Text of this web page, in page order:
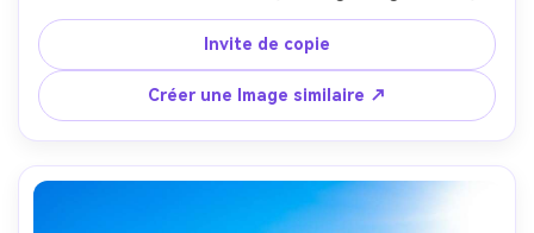
prise sur Canon R5, 85mm f/1.4, bokeh crémeux, texture
naturelle de la peau, notation chaude-neutre, portrait de
voyage intime- -ar 4:5
Invite de copie
Créer une Image similaire ↗